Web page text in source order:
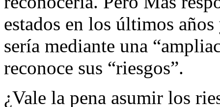
estados en los últimos
sería mediante una
reconoce sus “riesgos”.
¿Vale la pena asumir los